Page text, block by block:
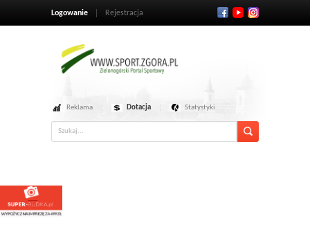
Logowanie Rejestracja
Reklama Dotacja Statystyki